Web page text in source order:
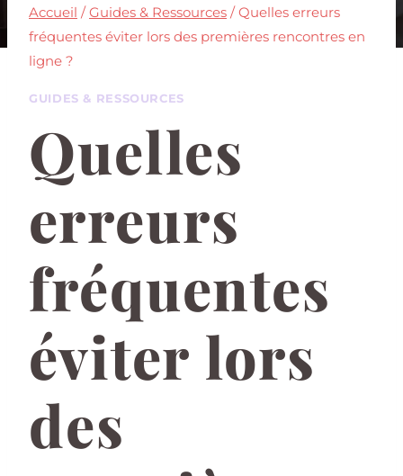
Accueil / Guides & Ressources / Quelles erreurs
fréquentes éviter lors des premières rencontres en
ligne ?
GUIDES & RESSOURCES
Quelles
erreurs
fréquentes
éviter lors
des